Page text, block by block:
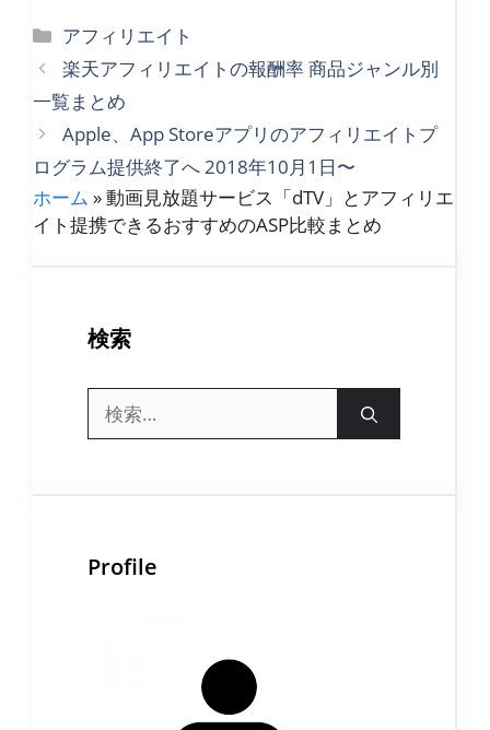
カ
テ
ゴ
リ
ー
アフィリエイト
楽天アフィリエイトの報酬率 商品ジャンル別
一覧まとめ
Apple、App Storeアプリのアフィリエイトプ
ログラム提供終了へ 2018年10月1日〜
ホーム »動画見放題サービス「dTV」とアフィリエ
イト提携できるおすすめのASP比較まとめ
検索
索:
Profile